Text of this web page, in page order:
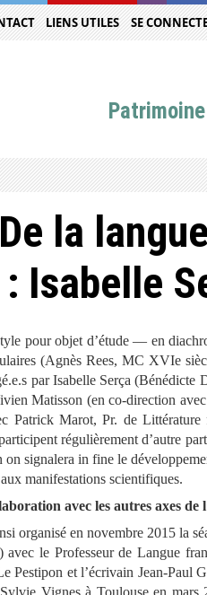
LIENS UTILES SE
la
Isabelle
pour objet d’étude — en
(Agnès Rees, MC XVIe
par Isabelle Serça
Matisson (en co-direction
Patrick Marot, Pr. de Littérature
régulièrement d’autre
on signalera in fine le
manifestations scientifiques.
avec les autres axes de
organisé en novembre 2015 la
avec le Professeur de Langue
Pestipon et l’écrivain Jean-